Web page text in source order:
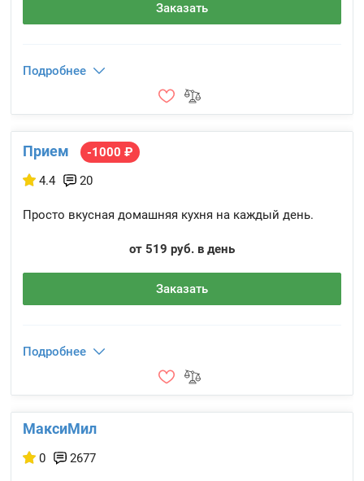
Заказать
Подробнее
Прием
-1000 ₽
4.4
20
Просто вкусная домашняя кухня на каждый день.
от 519 руб. в день
Заказать
Подробнее
МаксиМил
0 2677